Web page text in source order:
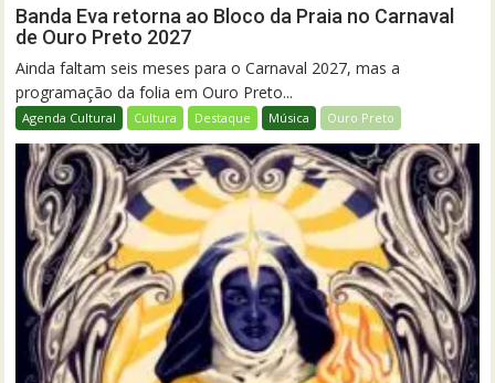
Banda Eva retorna ao Bloco da Praia no Carnaval
de Ouro Preto 2027
Ainda faltam seis meses para o Carnaval 2027, mas a
programação da folia em Ouro Preto...
Agenda Cultural Cultura Destaque Música Ouro Preto